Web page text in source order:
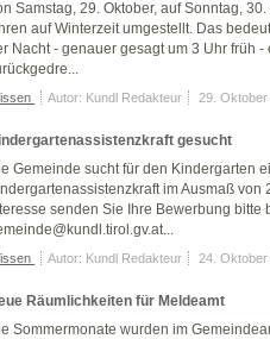
Samstag, 29. Oktober, auf Sonntag,
auf Winterzeit umgestellt. Das
Nacht - genauer gesagt um 3 Uhr früh -
Autor: Kundl Redakteur 29. Oktober
gesucht
Gemeinde sucht für den Kindergarten
im Ausmaß von
senden Sie Ihre Bewerbung bitte
Autor: Kundl Redakteur 24. Oktober
Räumlichkeiten für Meldeamt
Sommermonate wurden im